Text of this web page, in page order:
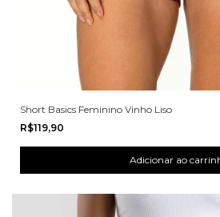
Short Basics Feminino Vinho Liso
R$119,90